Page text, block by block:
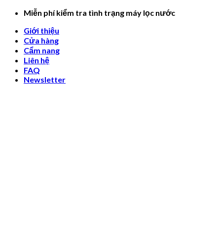
Skip
content
Miễn phí kiểm tra tình trạng máy lọc nước
Giới thiệu
Cửa hàng
Cẩm nang
Liên hệ
FAQ
Newsletter